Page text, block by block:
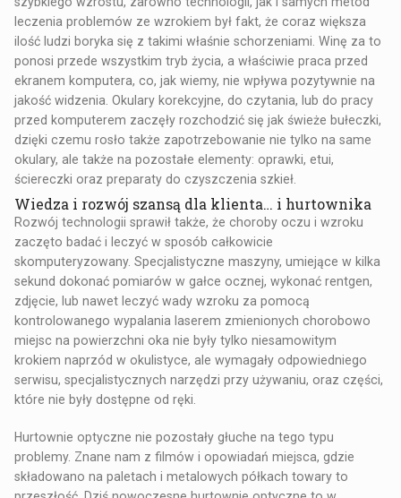
leczenia problemów ze wzrokiem był fakt, że coraz większa
ilość ludzi boryka się z takimi właśnie schorzeniami. Winę za to
ponosi przede wszystkim tryb życia, a właściwie praca przed
ekranem komputera, co, jak wiemy, nie wpływa pozytywnie na
jakość widzenia. Okulary korekcyjne, do czytania, lub do pracy
przed komputerem zaczęły rozchodzić się jak świeże bułeczki,
dzięki czemu rosło także zapotrzebowanie nie tylko na same
okulary, ale także na pozostałe elementy: oprawki, etui,
ściereczki oraz preparaty do czyszczenia szkieł.
Wiedza i rozwój szansą dla klienta… i hurtownika
Rozwój technologii sprawił także, że choroby oczu i wzroku
zaczęto badać i leczyć w sposób całkowicie
skomputeryzowany. Specjalistyczne maszyny, umiejące w kilka
sekund dokonać pomiarów w gałce ocznej, wykonać rentgen,
zdjęcie, lub nawet leczyć wady wzroku za pomocą
kontrolowanego wypalania laserem zmienionych chorobowo
miejsc na powierzchni oka nie były tylko niesamowitym
krokiem naprzód w okulistyce, ale wymagały odpowiedniego
serwisu, specjalistycznych narzędzi przy używaniu, oraz części,
które nie były dostępne od ręki.
Hurtownie optyczne nie pozostały głuche na tego typu
problemy. Znane nam z filmów i opowiadań miejsca, gdzie
składowano na paletach i metalowych półkach towary to